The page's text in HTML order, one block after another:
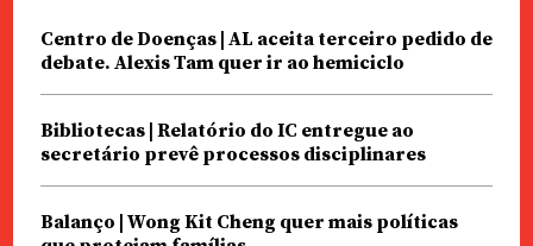
Centro de Doenças | AL aceita terceiro pedido de
debate. Alexis Tam quer ir ao hemiciclo
Bibliotecas | Relatório do IC entregue ao
secretário prevê processos disciplinares
Balanço | Wong Kit Cheng quer mais políticas